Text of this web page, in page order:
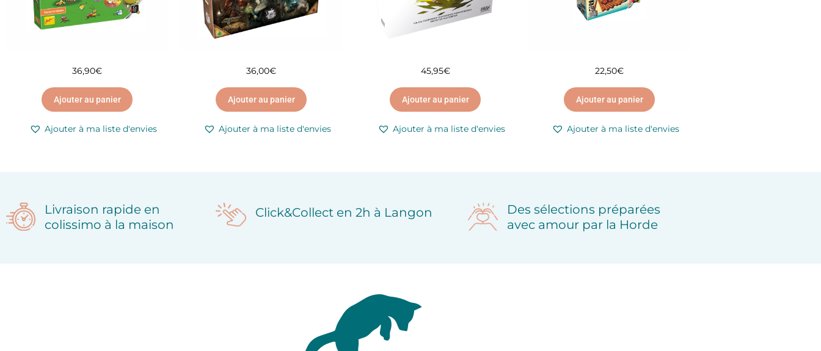
36,90€
Ajouter au panier
Ajouter à ma liste d'envies
36,00€
Ajouter au panier
Ajouter à ma liste d'envies
45,95€
Ajouter au panier
Ajouter à ma liste d'envies
22,50€
Ajouter au panier
Ajouter à ma liste d'envies
Livraison rapide en
colissimo à la maison
Click&Collect en 2h à Langon
Des sélections préparées
avec amour par la Horde